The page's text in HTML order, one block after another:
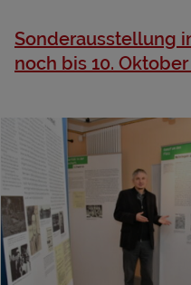
Sonderausstellung
noch bis 10. Oktober